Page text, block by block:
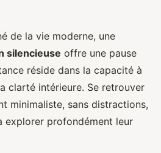
de la vie moderne, une
silencieuse offre une pause
réside dans la capacité à
clarté intérieure. Se retrouver
minimaliste, sans distractions,
explorer profondément leur